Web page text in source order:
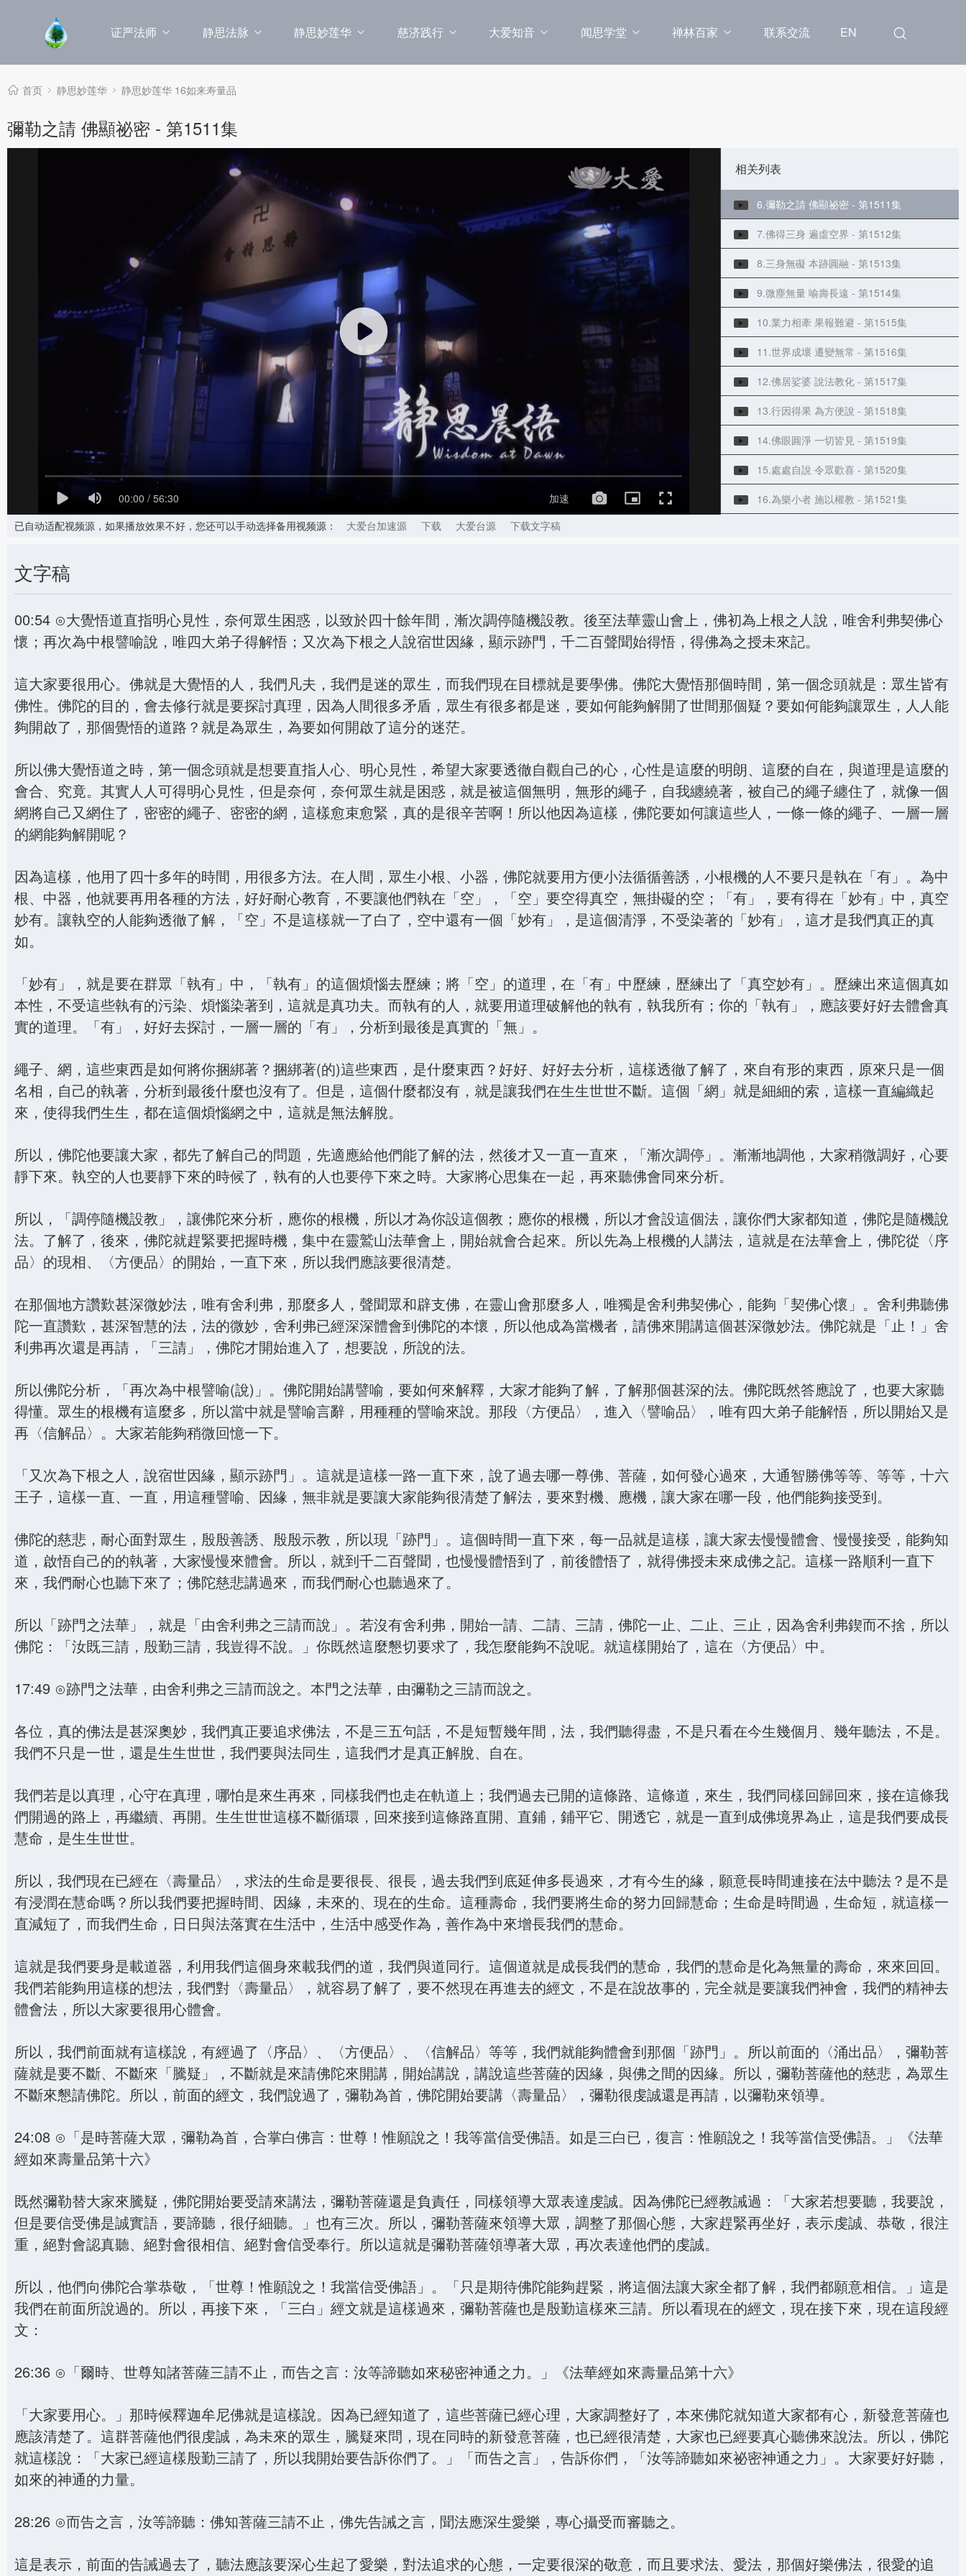
证严法师 静思法脉 静思妙莲华 慈济践行 大爱知音 闻思学堂 禅林百家 联系交流 EN
首页 静思妙莲华 静思妙莲华 16如来寿量品
彌勒之請 佛顯祕密 - 第1511集
00:00 / 56:30
加速
已自动适配视频源，如果播放效果不好，您还可以手动选择备用视频源：
大爱台加速源 下载 大爱台源 下载文字稿
相关列表5.深信精勤 漸入佛智 - 第1510集
6.彌勒之請 佛顯祕密 - 第1511集
7.佛得三身 遍虛空界 - 第1512集
8.三身無礙 本跡圓融 - 第1513集
9.微塵無量 喻壽長遠 - 第1514集
10.業力相牽 果報難避 - 第1515集
11.世界成壞 遷變無常 - 第1516集
12.佛居娑婆 說法教化 - 第1517集
13.行因得果 為方便說 - 第1518集
14.佛眼圓淨 一切皆見 - 第1519集
15.處處自說 令眾歡喜 - 第1520集
16.為樂小者 施以權教 - 第1521集
20.施教導化 令生善根 - 第1525集
21.所作佛事 未曾暫廢 - 第1526集
22.佛壽無量 常住不滅 - 第1527集
23.非滅唱滅 方便教化 - 第1528集
25.不卑不亢 轉識成智 - 第1530集
26.缺善薄德 難可遇佛 - 第1531集
27.轉識成智 利益眾生 - 第1532集
29.誠敬諸佛 誓願精進 - 第1534集
30.眾生垢重 飲無明毒 - 第1535集
33.依經求藥 與子令服 - 第1538集
35.用藥安治 時世痼疾 - 第1540集
36.佛設方便 令服法藥 - 第1541集
38.悲佛涅槃 精勤斷苦 - 第1543集
41.眾生信伏 質直柔軟 - 第1546集
43.生死苦惱 劫火所燒 - 第1548集
44.七覺茂林 道品閣樓 - 第1549集
46.如來妙法 光明照耀 - 第1551集
47.諸法無量 從一法生 - 第1552集
49.放逸五欲 墮於惡道 - 第1554集
50.入無上慧 成就佛身 - 第1555集
文字稿
00:54 ⊙大覺悟道直指明心見性，奈何眾生困惑，以致於四十餘年間，漸次調停隨機設教。後至法華靈山會上，佛初為上根之人說，唯舍利弗契佛心
懷；再次為中根譬喻說，唯四大弟子得解悟；又次為下根之人說宿世因緣，顯示跡門，千二百聲聞始得悟，得佛為之授未來記。
這大家要很用心。佛就是大覺悟的人，我們凡夫，我們是迷的眾生，而我們現在目標就是要學佛。佛陀大覺悟那個時間，第一個念頭就是：眾生皆有
佛性。佛陀的目的，會去修行就是要探討真理，因為人間很多矛盾，眾生有很多都是迷，要如何能夠解開了世間那個疑？要如何能夠讓眾生，人人能
夠開啟了，那個覺悟的道路？就是為眾生，為要如何開啟了這分的迷茫。
所以佛大覺悟道之時，第一個念頭就是想要直指人心、明心見性，希望大家要透徹自觀自己的心，心性是這麼的明朗、這麼的自在，與道理是這麼的
會合、究竟。其實人人可得明心見性，但是奈何，奈何眾生就是困惑，就是被這個無明，無形的繩子，自我纏繞著，被自己的繩子纏住了，就像一個
網將自己又網住了，密密的繩子、密密的網，這樣愈束愈緊，真的是很辛苦啊！所以他因為這樣，佛陀要如何讓這些人，一條一條的繩子、一層一層
的網能夠解開呢？
因為這樣，他用了四十多年的時間，用很多方法。在人間，眾生小根、小器，佛陀就要用方便小法循循善誘，小根機的人不要只是執在「有」。為中
根、中器，他就要再用各種的方法，好好耐心教育，不要讓他們執在「空」，「空」要空得真空，無掛礙的空；「有」，要有得在「妙有」中，真空
妙有。讓執空的人能夠透徹了解，「空」不是這樣就一了白了，空中還有一個「妙有」，是這個清淨，不受染著的「妙有」，這才是我們真正的真
如。
「妙有」，就是要在群眾「執有」中，「執有」的這個煩惱去歷練；將「空」的道理，在「有」中歷練，歷練出了「真空妙有」。歷練出來這個真如
本性，不受這些執有的污染、煩惱染著到，這就是真功夫。而執有的人，就要用道理破解他的執有，執我所有；你的「執有」，應該要好好去體會真
實的道理。「有」，好好去探討，一層一層的「有」，分析到最後是真實的「無」。
繩子、網，這些東西是如何將你捆綁著？捆綁著(的)這些東西，是什麼東西？好好、好好去分析，這樣透徹了解了，來自有形的東西，原來只是一個
名相，自己的執著，分析到最後什麼也沒有了。但是，這個什麼都沒有，就是讓我們在生生世世不斷。這個「網」就是細細的索，這樣一直編織起
來，使得我們生生，都在這個煩惱網之中，這就是無法解脫。
所以，佛陀他要讓大家，都先了解自己的問題，先適應給他們能了解的法，然後才又一直一直來，「漸次調停」。漸漸地調他，大家稍微調好，心要
靜下來。執空的人也要靜下來的時候了，執有的人也要停下來之時。大家將心思集在一起，再來聽佛會同來分析。
所以，「調停隨機設教」，讓佛陀來分析，應你的根機，所以才為你設這個教；應你的根機，所以才會設這個法，讓你們大家都知道，佛陀是隨機說
法。了解了，後來，佛陀就趕緊要把握時機，集中在靈鷲山法華會上，開始就會合起來。所以先為上根機的人講法，這就是在法華會上，佛陀從〈序
品〉的現相、〈方便品〉的開始，一直下來，所以我們應該要很清楚。
在那個地方讚歎甚深微妙法，唯有舍利弗，那麼多人，聲聞眾和辟支佛，在靈山會那麼多人，唯獨是舍利弗契佛心，能夠「契佛心懷」。舍利弗聽佛
陀一直讚歎，甚深智慧的法，法的微妙，舍利弗已經深深體會到佛陀的本懷，所以他成為當機者，請佛來開講這個甚深微妙法。佛陀就是「止！」舍
利弗再次還是再請，「三請」，佛陀才開始進入了，想要說，所說的法。
所以佛陀分析，「再次為中根譬喻(說)」。佛陀開始講譬喻，要如何來解釋，大家才能夠了解，了解那個甚深的法。佛陀既然答應說了，也要大家聽
得懂。眾生的根機有這麼多，所以當中就是譬喻言辭，用種種的譬喻來說。那段〈方便品〉，進入〈譬喻品〉，唯有四大弟子能解悟，所以開始又是
再〈信解品〉。大家若能夠稍微回憶一下。
「又次為下根之人，說宿世因緣，顯示跡門」。這就是這樣一路一直下來，說了過去哪一尊佛、菩薩，如何發心過來，大通智勝佛等等、等等，十六
王子，這樣一直、一直，用這種譬喻、因緣，無非就是要讓大家能夠很清楚了解法，要來對機、應機，讓大家在哪一段，他們能夠接受到。
佛陀的慈悲，耐心面對眾生，殷殷善誘、殷殷示教，所以現「跡門」。這個時間一直下來，每一品就是這樣，讓大家去慢慢體會、慢慢接受，能夠知
道，啟悟自己的的執著，大家慢慢來體會。所以，就到千二百聲聞，也慢慢體悟到了，前後體悟了，就得佛授未來成佛之記。這樣一路順利一直下
來，我們耐心也聽下來了；佛陀慈悲講過來，而我們耐心也聽過來了。
所以「跡門之法華」，就是「由舍利弗之三請而說」。若沒有舍利弗，開始一請、二請、三請，佛陀一止、二止、三止，因為舍利弗鍥而不捨，所以
佛陀：「汝既三請，殷勤三請，我豈得不說。」你既然這麼懇切要求了，我怎麼能夠不說呢。就這樣開始了，這在〈方便品〉中。
17:49 ⊙跡門之法華，由舍利弗之三請而說之。本門之法華，由彌勒之三請而說之。
各位，真的佛法是甚深奧妙，我們真正要追求佛法，不是三五句話，不是短暫幾年間，法，我們聽得盡，不是只看在今生幾個月、幾年聽法，不是。
我們不只是一世，還是生生世世，我們要與法同生，這我們才是真正解脫、自在。
我們若是以真理，心守在真理，哪怕是來生再來，同樣我們也走在軌道上；我們過去已開的這條路、這條道，來生，我們同樣回歸回來，接在這條我
們開過的路上，再繼續、再開。生生世世這樣不斷循環，回來接到這條路直開、直鋪，鋪平它、開透它，就是一直到成佛境界為止，這是我們要成長
慧命，是生生世世。
所以，我們現在已經在〈壽量品〉，求法的生命是要很長、很長，過去我們到底延伸多長過來，才有今生的緣，願意長時間連接在法中聽法？是不是
有浸潤在慧命嗎？所以我們要把握時間、因緣，未來的、現在的生命。這種壽命，我們要將生命的努力回歸慧命；生命是時間過，生命短，就這樣一
直減短了，而我們生命，日日與法落實在生活中，生活中感受作為，善作為中來增長我們的慧命。
這就是我們要身是載道器，利用我們這個身來載我們的道，我們與道同行。這個道就是成長我們的慧命，我們的慧命是化為無量的壽命，來來回回。
我們若能夠用這樣的想法，我們對〈壽量品〉，就容易了解了，要不然現在再進去的經文，不是在說故事的，完全就是要讓我們神會，我們的精神去
體會法，所以大家要很用心體會。
所以，我們前面就有這樣說，有經過了〈序品〉、〈方便品〉、〈信解品〉等等，我們就能夠體會到那個「跡門」。所以前面的〈涌出品〉，彌勒菩
薩就是要不斷、不斷來「騰疑」，不斷就是來請佛陀來開講，開始講說，講說這些菩薩的因緣，與佛之間的因緣。所以，彌勒菩薩他的慈悲，為眾生
不斷來懇請佛陀。所以，前面的經文，我們說過了，彌勒為首，佛陀開始要講〈壽量品〉，彌勒很虔誠還是再請，以彌勒來領導。
24:08 ⊙「是時菩薩大眾，彌勒為首，合掌白佛言：世尊！惟願說之！我等當信受佛語。如是三白已，復言：惟願說之！我等當信受佛語。」《法華
經如來壽量品第十六》
既然彌勒替大家來騰疑，佛陀開始要受請來講法，彌勒菩薩還是負責任，同樣領導大眾表達虔誠。因為佛陀已經教誡過：「大家若想要聽，我要說，
但是要信受佛是誠實語，要諦聽，很仔細聽。」也有三次。所以，彌勒菩薩來領導大眾，調整了那個心態，大家趕緊再坐好，表示虔誠、恭敬，很注
重，絕對會認真聽、絕對會很相信、絕對會信受奉行。所以這就是彌勒菩薩領導著大眾，再次表達他們的虔誠。
所以，他們向佛陀合掌恭敬，「世尊！惟願說之！我當信受佛語」。「只是期待佛陀能夠趕緊，將這個法讓大家全都了解，我們都願意相信。」這是
我們在前面所說過的。所以，再接下來，「三白」經文就是這樣過來，彌勒菩薩也是殷勤這樣來三請。所以看現在的經文，現在接下來，現在這段經
文：
26:36 ⊙「爾時、世尊知諸菩薩三請不止，而告之言：汝等諦聽如來秘密神通之力。」《法華經如來壽量品第十六》
「大家要用心。」那時候釋迦牟尼佛就是這樣說。因為已經知道了，這些菩薩已經心理，大家調整好了，本來佛陀就知道大家都有心，新發意菩薩也
應該清楚了。這群菩薩他們很虔誠，為未來的眾生，騰疑來問，現在同時的新發意菩薩，也已經很清楚，大家也已經要真心聽佛來說法。所以，佛陀
就這樣說：「大家已經這樣殷勤三請了，所以我開始要告訴你們了。」「而告之言」，告訴你們，「汝等諦聽如來祕密神通之力」。大家要好好聽，
如來的神通的力量。
28:26 ⊙而告之言，汝等諦聽：佛知菩薩三請不止，佛先告誡之言，聞法應深生愛樂，專心攝受而審聽之。
這是表示，前面的告誡過去了，聽法應該要深心生起了愛樂，對法追求的心態，一定要很深的敬意，而且要求法、愛法，那個好樂佛法，很愛的追